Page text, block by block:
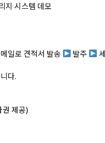
지 시스템 데모
일로 견적서 발송 발주
다.
권 제공)